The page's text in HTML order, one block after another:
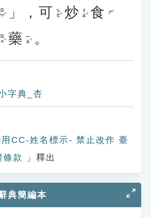
ㄖㄣˊ 」， 可 ㄎㄜˇ 炒 ㄔㄠˇ 食 ㄕˊ
ㄖㄨˋ 藥 ㄧㄠˋ 。
字典_杏
CC-姓名標示- 禁止改作 臺
款
」釋出
典簡編本